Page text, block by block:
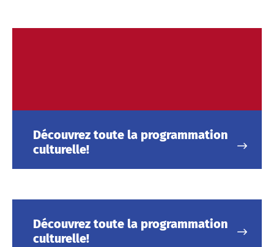
Découvrez toute la programmation
culturelle!
Découvrez toute la programmation
culturelle!